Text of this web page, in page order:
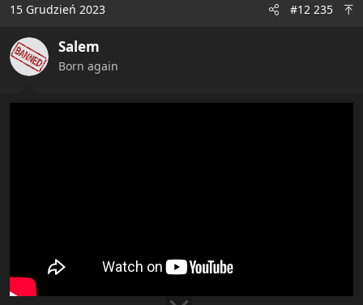
t
o
n
s
15 Grudzień 2023 #12 235
Salem
Born again